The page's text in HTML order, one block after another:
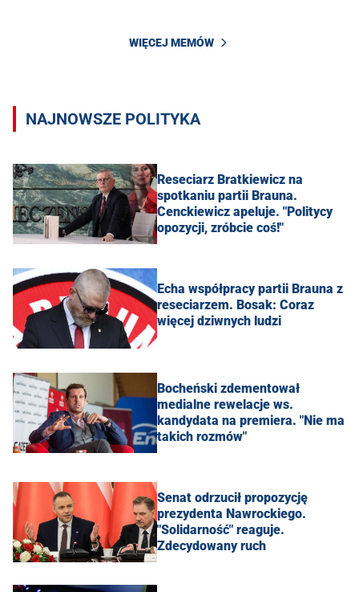
WIĘCEJ MEMÓW
NAJNOWSZE POLITYKA
Reseciarz Bratkiewicz na
spotkaniu partii Brauna.
Cenckiewicz apeluje. "Politycy
opozycji, zróbcie coś!"
Echa współpracy partii Brauna z
reseciarzem. Bosak: Coraz
więcej dziwnych ludzi
Bocheński zdementował
medialne rewelacje ws.
kandydata na premiera. "Nie ma
takich rozmów"
Senat odrzucił propozycję
prezydenta Nawrockiego.
"Solidarność" reaguje.
Zdecydowany ruch